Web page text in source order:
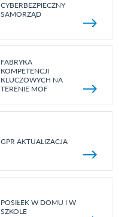
CYBERBEZPIECZNY
SAMORZĄD
FABRYKA
KOMPETENCJI
KLUCZOWYCH NA
TERENIE MOF
GPR AKTUALIZACJA
POSIŁEK W DOMU I W
SZKOLE